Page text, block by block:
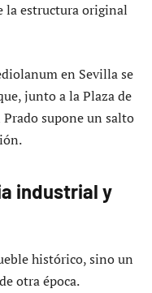
la estructura original
en Sevilla se
junto a la Plaza de
supone un salto
industrial y
histórico, sino un
otra época.